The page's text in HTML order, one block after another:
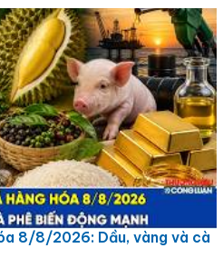
8/8/2026: Dầu, vàng và cà